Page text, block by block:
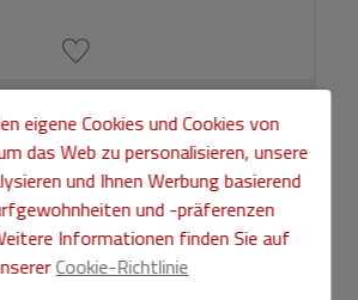
m2 760 m2 8 4
eigene Cookies und Cookies von
das Web zu personalisieren, unsere
und Ihnen Werbung basierend
und -präferenzen
Informationen finden Sie auf
Cookie-Richtlinie